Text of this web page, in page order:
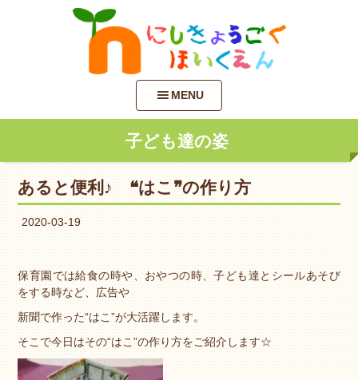
MENU
子ども達の姿
あると便利♪ ❝はこ❞の作り方
2020-03-19
保育園では給食の時や、おやつの時、子ども達とシールあそび
をする時など、広告や
新聞で作った“はこ”が大活躍します。
そこで今日はその“はこ”の作り方をご紹介します☆